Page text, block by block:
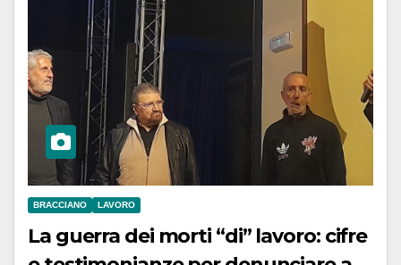
BRACCIANO LAVORO
La guerra dei morti “di” lavoro: cifre